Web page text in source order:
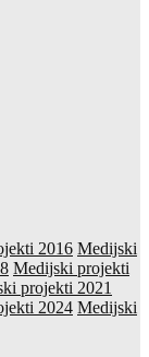
2016 Medijski
Medijski projekti
projekti 2021
2024 Medijski